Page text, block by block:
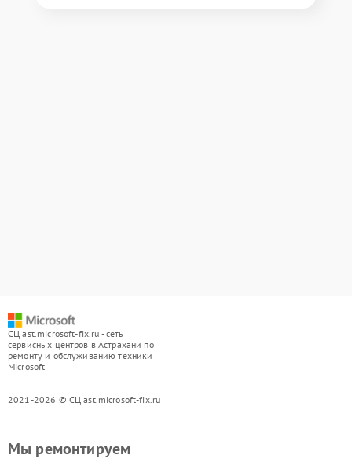
СЦ ast.microsoft-fix.ru - сеть
сервисных центров в Астрахани по
ремонту и обслуживанию техники
Microsoft
2021-2026 © СЦ ast.microsoft-fix.ru
Мы ремонтируем